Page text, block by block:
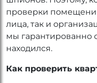
проверки
лица, так и
мы гарантированно
находился.
Как проверить